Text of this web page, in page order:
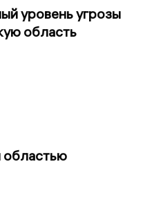
уровень угрозы
область